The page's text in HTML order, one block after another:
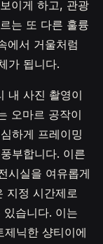
이게 하고, 관광
는 또 다른 훌륭
에서 거울처럼
가 됩니다.
내 사진 촬영이
오마르 공작이
하게 프레이밍
부합니다. 이른
시실을 여유롭게
지정 시간제로
습니다. 이는
닉한 샹티이에